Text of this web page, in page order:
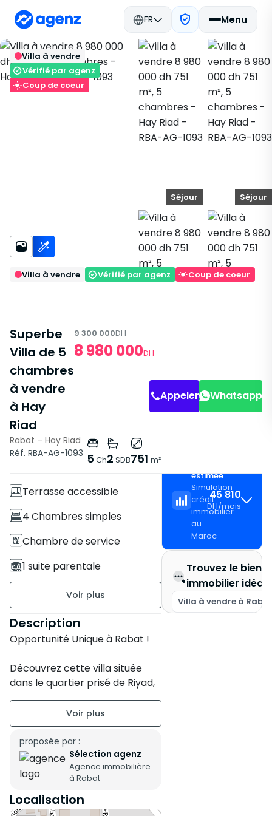
FR Menu
Retour
Immobilier Maroc
Acheter
Rabat
Villa
RBA-AG-1093
Enregistrer
Villa à vendre
Vérifié par agenz
Coup de coeur
Séjour Séjour
Villa à vendre Vérifié par agenz Coup de coeur
Superbe
Villa de 5
chambres
à vendre
à Hay
Riad
9 300 000DH
8 980 000DH
Rabat – Hay Riad
Réf. RBA-AG-1093 5 Ch2 SDB751 m²
Appeler Whatsapp
Caractéristiques
Terrasse accessible
4 Chambres simples
Chambre de service
1 suite parentale
2 Salles de bains
Espace jeu enfants
751 m2 de terrain
550 m2 de surface
construite
2 étages
Ancienneté de la
construction : Plus de 20 ans
État du bien : Travaux à
prévoir
Description
Opportunité Unique à Rabat !
Découvrez cette villa située
dans le quartier prisé de Riyad,
un véritable trésor à
transformer selon vos envies !
Cette propriété spacieuse est
idéale pour accueillir
confortablement votre famille
ou pour un investissement
prometteur.
proposée par :
Sélection agenz
Agence immobilière
à Rabat
Localisation
estimée
Simulation
crédit
immobilier
au
Maroc
45 810
DH/mois
Trouvez le bien
immobilier idéal
Villa à vendre à Rabat